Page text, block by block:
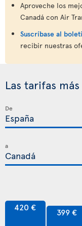
Aproveche los
Canadá con Air
Suscríbase al
recibir nuestras
Las tarifas
De
a
420 € 399 €